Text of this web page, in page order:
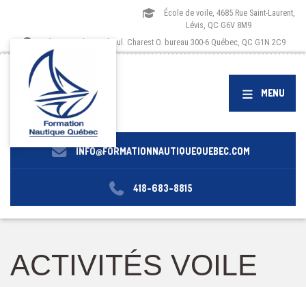
École de voile, 4685 Rue Saint-Laurent,
Lévis, QC G6V 8M9
Siège social, 1173 boul. Charest O. bureau 300-6 Québec, QC G1N 2C9
MENU
INFO@FORMATIONNAUTIQUEQUEBEC.COM
418-683-8815
ACTIVITÉS VOILE